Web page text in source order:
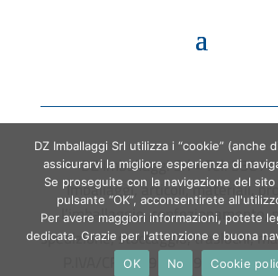
DZ Imballaggi Srl • Tel.
Imballaggi, articoli, materiali,
l’imballaggio, confezionamento,
spedizione, stoccaggio, traslochi,
P.IVA/CF 06793180966 • CCIAA
DZ Imballaggi Srl utilizza i “cookie” (anche
assicurarvi la migliore esperienza di
Se proseguite con la navigazione del
pulsante “OK”, acconsentirete
Per avere maggiori informazioni, potete
dedicata. Grazie per l'attenzione e buona
OK
No Cookie